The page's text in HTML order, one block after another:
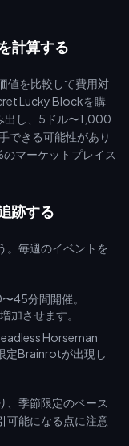
計算する
値を比較して費用対
Lucky Blockを購
出し、5ドル〜1,000
できる可能性があり
マーケットプレイス
跡する
。毎週のイベントを
45分間開催。
加させます。
Horseman
定Brainrotが出現し
、季節限定のベース
可能になる点に注意